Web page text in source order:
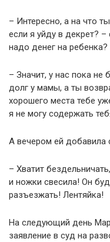
– Интересно, а на что
если я уйду в декрет?
надо денег на ребенка?
– Значит, у нас пока не
долг у мамы, а ты
хорошего места тебе
я не могу содержать
А вечером ей добавила
– Хватит
и ножки свесила! Он
разъезжать! Лентяйка!
На следующий день
заявление в суд на